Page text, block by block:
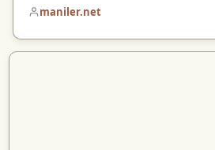
maniler.net